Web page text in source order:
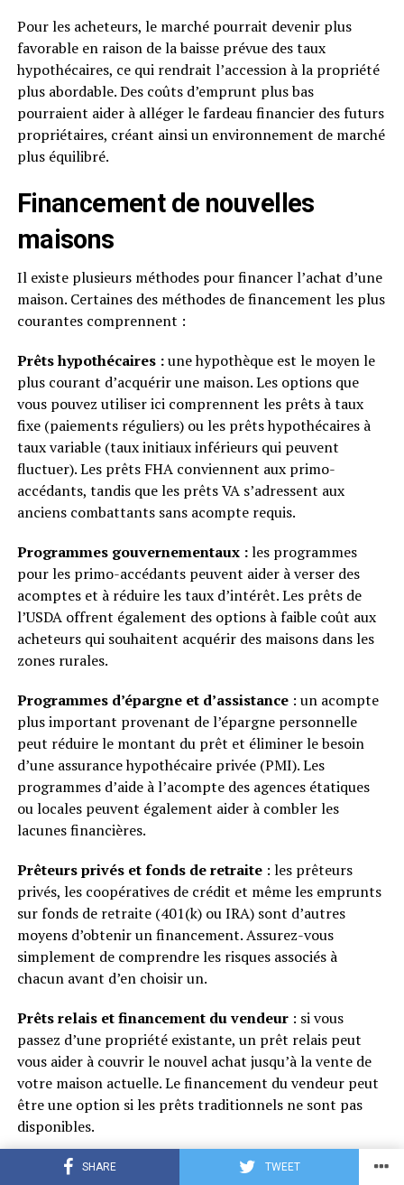
SHARE TWEET
Pour les acheteurs, le marché pourrait devenir plus
favorable en raison de la baisse prévue des taux
hypothécaires, ce qui rendrait l’accession à la propriété
plus abordable. Des coûts d’emprunt plus bas
pourraient aider à alléger le fardeau financier des futurs
propriétaires, créant ainsi un environnement de marché
plus équilibré.
Financement de nouvelles
maisons
Il existe plusieurs méthodes pour financer l’achat d’une
maison. Certaines des méthodes de financement les plus
courantes comprennent :
Prêts hypothécaires :une hypothèque est le moyen le
plus courant d’acquérir une maison. Les options que
vous pouvez utiliser ici comprennent les prêts à taux
fixe (paiements réguliers) ou les prêts hypothécaires à
taux variable (taux initiaux inférieurs qui peuvent
fluctuer). Les prêts FHA conviennent aux primo-
accédants, tandis que les prêts VA s’adressent aux
anciens combattants sans acompte requis.
Programmes gouvernementaux :les programmes
pour les primo-accédants peuvent aider à verser des
acomptes et à réduire les taux d’intérêt. Les prêts de
l’USDA offrent également des options à faible coût aux
acheteurs qui souhaitent acquérir des maisons dans les
zones rurales.
Programmes d’épargne et d’assistance: un acompte
plus important provenant de l’épargne personnelle
peut réduire le montant du prêt et éliminer le besoin
d’une assurance hypothécaire privée (PMI). Les
programmes d’aide à l’acompte des agences étatiques
ou locales peuvent également aider à combler les
lacunes financières.
Prêteurs privés et fonds de retraite: les prêteurs
privés, les coopératives de crédit et même les emprunts
sur fonds de retraite (401(k) ou IRA) sont d’autres
moyens d’obtenir un financement. Assurez-vous
simplement de comprendre les risques associés à
chacun avant d’en choisir un.
Prêts relais et financement du vendeur: si vous
passez d’une propriété existante, un prêt relais peut
vous aider à couvrir le nouvel achat jusqu’à la vente de
votre maison actuelle. Le financement du vendeur peut
être une option si les prêts traditionnels ne sont pas
disponibles.
Explorez ces options, comparez les prêteurs et